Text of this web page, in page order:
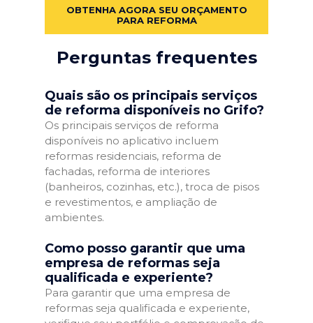
OBTENHA AGORA SEU ORÇAMENTO
PARA REFORMA
Perguntas frequentes
Quais são os principais serviços
de reforma disponíveis no Grifo?
Os principais serviços de reforma
disponíveis no aplicativo incluem
reformas residenciais, reforma de
fachadas, reforma de interiores
(banheiros, cozinhas, etc.), troca de pisos
e revestimentos, e ampliação de
ambientes.
Como posso garantir que uma
empresa de reformas seja
qualificada e experiente?
Para garantir que uma empresa de
reformas seja qualificada e experiente,